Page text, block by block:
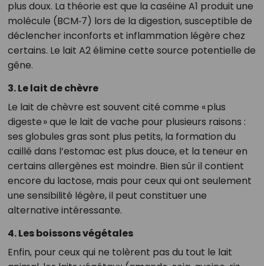
plus doux. La théorie est que la caséine A1 produit une
molécule (BCM‑7) lors de la digestion, susceptible de
déclencher inconforts et inflammation légère chez
certains. Le lait A2 élimine cette source potentielle de
gêne.
3. Le lait de chèvre
Le lait de chèvre est souvent cité comme « plus
digeste » que le lait de vache pour plusieurs raisons :
ses globules gras sont plus petits, la formation du
caillé dans l’estomac est plus douce, et la teneur en
certains allergènes est moindre. Bien sûr il contient
encore du lactose, mais pour ceux qui ont seulement
une sensibilité légère, il peut constituer une
alternative intéressante.
4. Les boissons végétales
Enfin, pour ceux qui ne tolèrent pas du tout le lait